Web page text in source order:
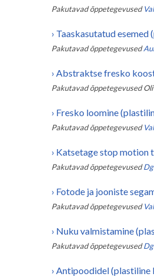
Pakutavad õppetegevused
› Taaskasutatud esemed
Pakutavad õppetegevused
› Abstraktse fresko
Pakutavad õppetegevused
› Fresko loomine
Pakutavad õppetegevused
› Katsetage stop motion
Pakutavad õppetegevused
› Fotode ja jooniste
Pakutavad õppetegevused
› Nuku valmistamine
Pakutavad õppetegevused
› Antipoodidel (plastiline